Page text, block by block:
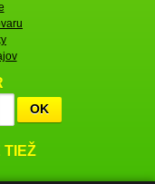
OK
TIEŽ